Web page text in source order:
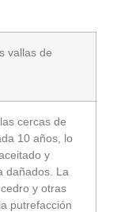
vallas de
cercas de
10 años, lo
y
dañados. La
y otras
putrefacción